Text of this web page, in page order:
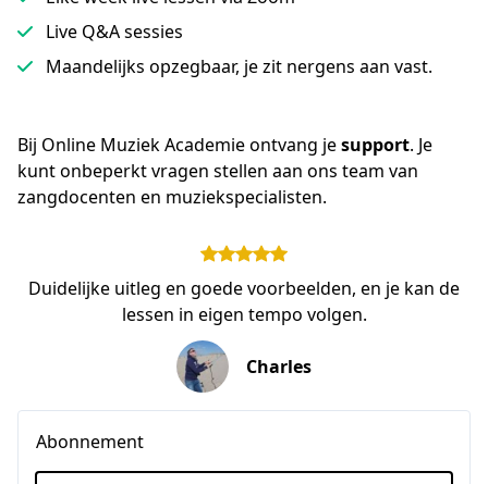
Live Q&A sessies
Maandelijks opzegbaar, je zit nergens aan vast.
Bij Online Muziek Academie ontvang je support. Je
kunt onbeperkt vragen stellen aan ons team van
zangdocenten en muziekspecialisten.
Duidelijke uitleg en goede voorbeelden, en je kan de
lessen in eigen tempo volgen.
Charles
Abonnement